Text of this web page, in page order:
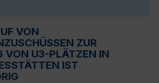
VON
ZUR
VON U3-PLÄTZEN IN
IST